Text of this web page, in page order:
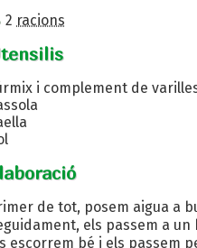
2 racions
i complement de
de tot, posem aigua a
els passem a
escorrem bé i els passem